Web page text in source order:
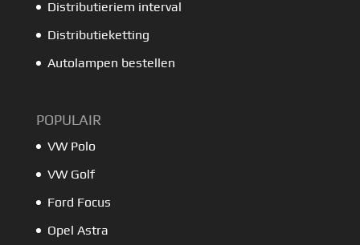
Distributieriem interval
Distributieketting
Autolampen bestellen
POPULAIR
VW Polo
VW Golf
Ford Focus
Opel Astra